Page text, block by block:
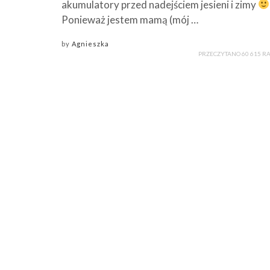
akumulatory przed nadejściem jesieni i zimy
Ponieważ jestem mamą (mój …
by Agnieszka
PRZECZYTANO 60 615